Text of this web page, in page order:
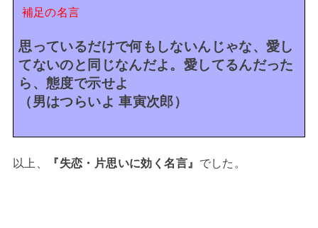
補足の名言
思っているだけで何もしないんじゃな、愛し
てないのと同じなんだよ。愛してるんだった
ら、態度で示せよ
（男はつらいよ 車寅次郎）
以上、 『失恋・片思いに効く名言』 でした。